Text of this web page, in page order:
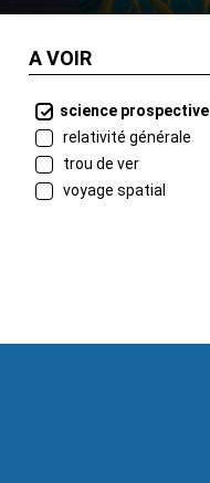
A VOIR
science prospective
relativité générale
trou de ver
voyage spatial